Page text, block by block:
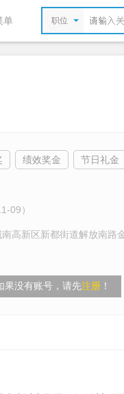
单 职位
绩效奖金 节日礼金
09）
南高新区新都街道解放南路
果没有账号，请先注册 ！